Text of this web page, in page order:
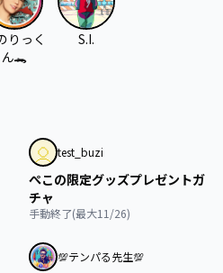
りっく
ん🐊
S.I.
終了test_buzi
ぺこの限定グッズプレゼントガ
チャ
手動終了(最大11/26)
終了💯テンパる先生💯